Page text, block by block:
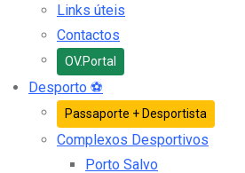
Links úteis
Contactos
OV.Portal
Desporto ⚽
Passaporte + Desportista
Complexos Desportivos
Porto Salvo